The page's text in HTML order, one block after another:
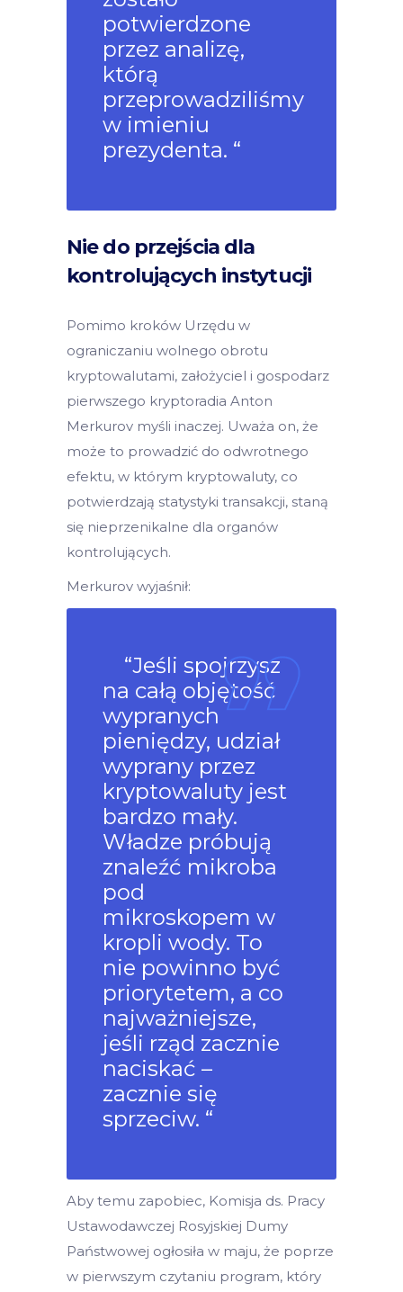
potwierdzone
przez analizę,
którą
przeprowadziliśmy
w imieniu
prezydenta. “
Nie do przejścia dla
kontrolujących instytucji
Pomimo kroków Urzędu w
ograniczaniu wolnego obrotu
kryptowalutami, założyciel i gospodarz
pierwszego kryptoradia Anton
Merkurov myśli inaczej. Uważa on, że
może to prowadzić do odwrotnego
efektu, w którym kryptowaluty, co
potwierdzają statystyki transakcji, staną
się nieprzenikalne dla organów
kontrolujących.
Merkurov wyjaśnił:
“Jeśli spojrzysz
na całą objętość
wypranych
pieniędzy, udział
wyprany przez
kryptowaluty jest
bardzo mały.
Władze próbują
znaleźć mikroba
pod
mikroskopem w
kropli wody. To
nie powinno być
priorytetem, a co
najważniejsze,
jeśli rząd zacznie
naciskać –
zacznie się
sprzeciw. “
Aby temu zapobiec, Komisja ds. Pracy
Ustawodawczej Rosyjskiej Dumy
Państwowej ogłosiła w maju, że poprze
w pierwszym czytaniu program, który